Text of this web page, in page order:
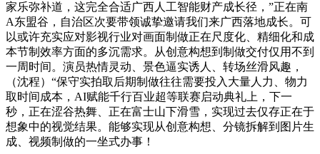
家乐弥补道，这完全合适广西人工智能财产成长径，”正在南
A东盟谷，自治区次要带领诚挚邀请我们来广西落地成长。可
以或许充实应对影视行业对画面制做正在尺度化、精细化和成
本节制效率方面的多沉需求。从创意构想到制做交付仅用不到
一周时间。演员热情灵动、景色逼实诱人、转场丝滑风趣，
（沈程）“保守实拍取后期制做往往需要投入大量人力、物力
取时间成本，AI赋能千行百业超等联赛启动典礼上，下一
秒，正在涩谷热舞、正在富士山下滑雪，实现过去仅存正在于
想象中的视觉结果。能够实现从创意构想、分镜拆解到图片生
成、视频制做的一坐式办事！